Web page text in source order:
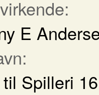
E
til Spilleri